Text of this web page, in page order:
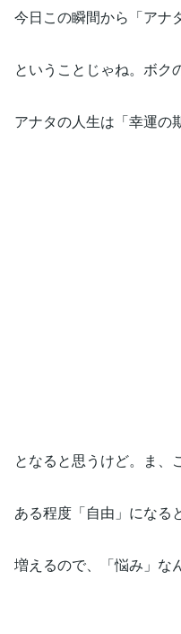
今日この瞬間から「アナ
ということじゃね。ボク
アナタの人生は「幸運の
となると思うけど。ま、
ある程度「自由」になる
増えるので、「悩み」な